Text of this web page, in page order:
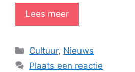
Lees meer
Categorieën
Cultuur, Nieuws
Plaats een reactie